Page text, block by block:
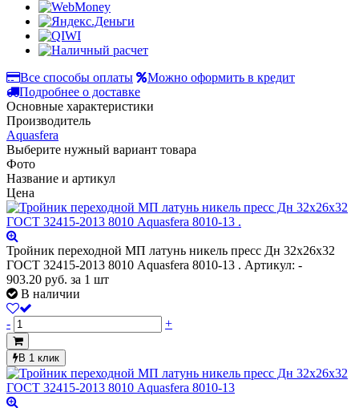
Все способы оплаты
Можно оформить в кредит
Подробнее о доставке
Основные характеристики
Производитель
Aquasfera
Выберите нужный вариант товара
Фото
Название и артикул
Цена
Тройник переходной МП латунь никель пресс Дн 32х26х32
ГОСТ 32415-2013 8010 Aquasfera 8010-13 . Артикул: -
903.20 руб. за 1 шт
В наличии
- +
В 1 клик